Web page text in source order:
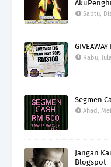
Sabtu,
GIVEAWAY
Rabu,
Segmen
Ahad,
Jangan
Blogspot